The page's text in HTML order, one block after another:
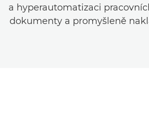
a hyperautomatizaci
dokumenty a promyšleně